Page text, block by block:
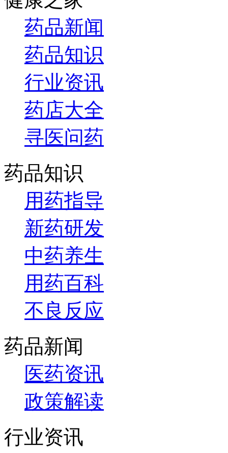
药品新闻
药品知识
行业资讯
药店大全
寻医问药
药品知识
用药指导
新药研发
中药养生
用药百科
不良反应
药品新闻
医药资讯
政策解读
行业资讯